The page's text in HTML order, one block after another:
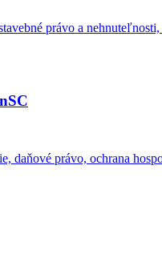
právo a
daňové právo, ochrana